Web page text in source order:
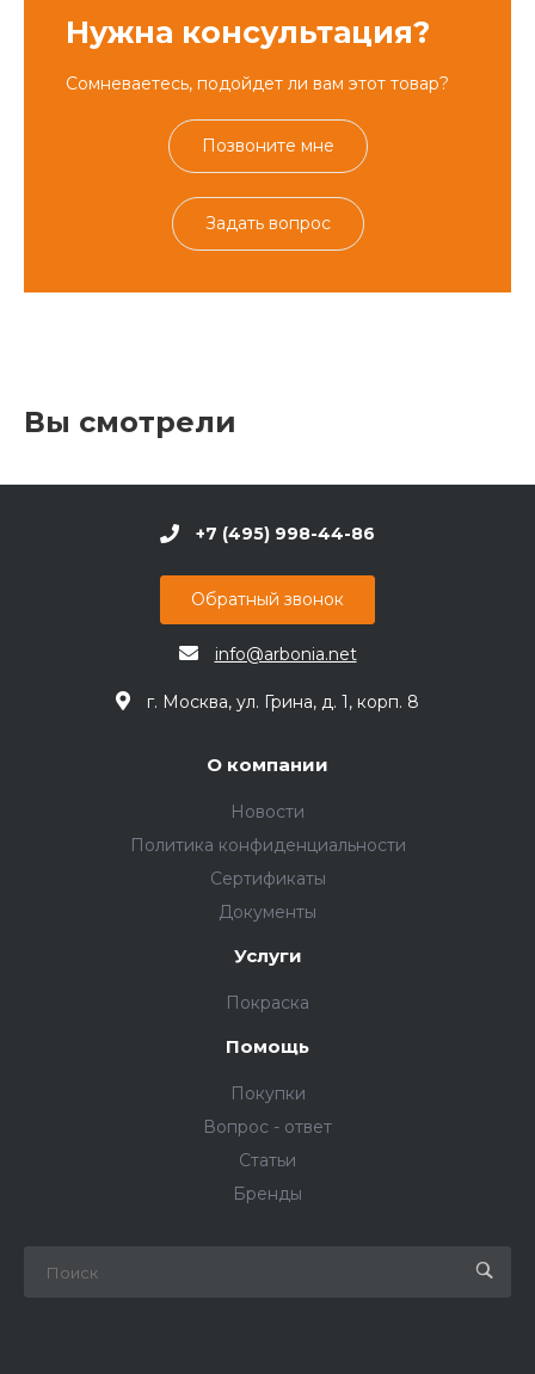
Нужна консультация?
Сомневаетесь, подойдет ли вам этот товар?
Позвоните мне
Задать вопрос
Вы смотрели
+7 (495) 998-44-86
Обратный звонок
info@arbonia.net
г. Москва, ул. Грина, д. 1, корп. 8
О компании
Новости
Политика конфиденциальности
Сертификаты
Документы
Услуги
Покраска
Помощь
Покупки
Вопрос - ответ
Статьи
Бренды